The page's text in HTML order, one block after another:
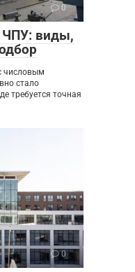
0
ЧПУ: виды,
числовым
стало
требуется точная
0